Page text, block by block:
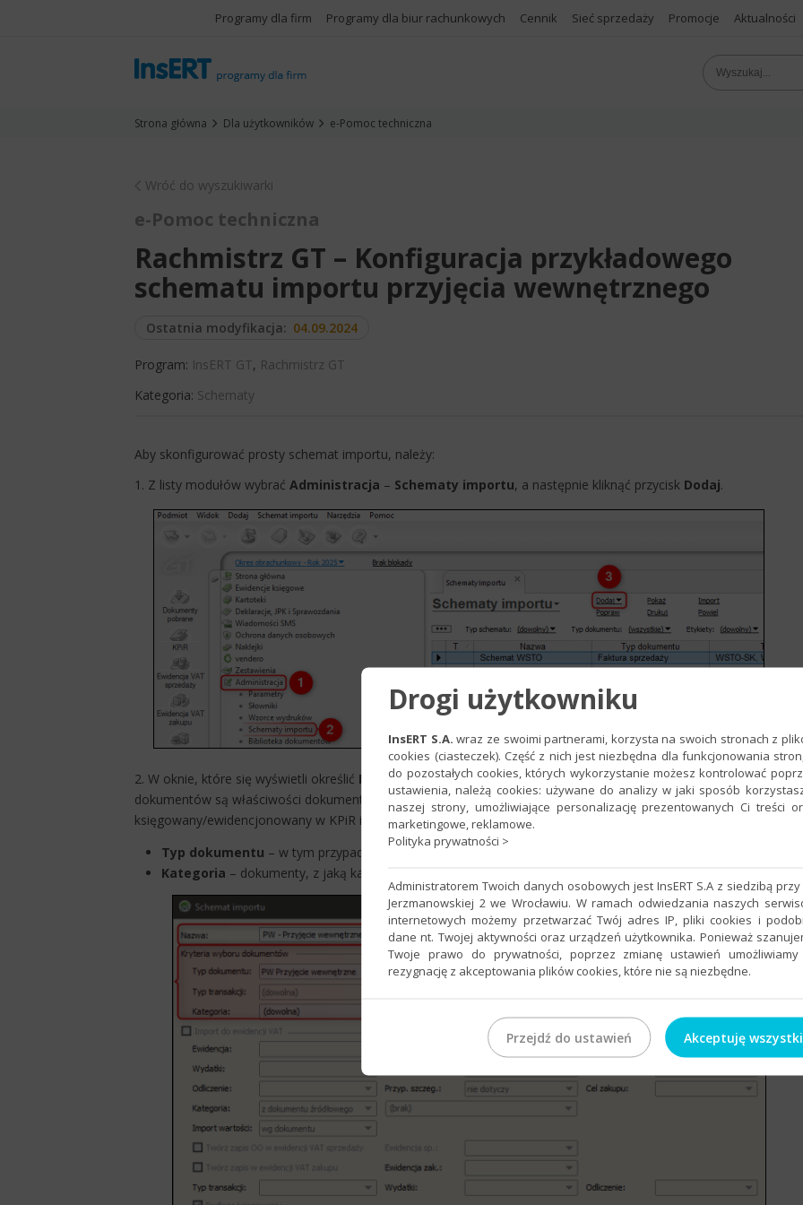
Programy dla firm Programy dla biur rachunkowych Cennik Sieć sprzedaży Promocje Aktualności
Strona główna Dla użytkowników e-Pomoc techniczna
Wróć do wyszukiwarki
e-Pomoc techniczna
Rachmistrz GT – Konfiguracja przykładowego
schematu importu przyjęcia wewnętrznego
Ostatnia modyfikacja: 04.09.2024
Program: InsERT GT, Rachmistrz GT
Kategoria: Schematy
​Aby skonfigurować prosty schemat importu, należy:
1. Z listy modułów wybrać Administracja – Schematy importu, a następnie kliknąć przycisk Dodaj.
2. W oknie, które się wyświetli określić Nazwę schematu i jegokryteria wyboru dokumentów.Kryteriami
dokumentów są właściwości dokumentu, po których dokument będzie automatycznie
księgowany/ewidencjonowany w KPiR i Ewidencji VAT. Kryteria do określenia to:
Typ dokumentu – w tym przypadku należy wybrać PW - Przyjęcie wewnętrzne,
Kategoria – dokumenty, z jaką kategorią mają być brane pod uwagę,
Drogi użytkowniku
InsERT S.A. wraz ze swoimi partnerami, korzysta na swoich stronach z
cookies (ciasteczek). Część z nich jest niezbędna dla funkcjonowania
do pozostałych cookies, których wykorzystanie możesz kontrolować
ustawienia, należą cookies: używane do analizy w jaki sposób
naszej strony, umożliwiające personalizację prezentowanych Ci treści
marketingowe, reklamowe.
Polityka prywatności >
Administratorem Twoich danych osobowych jest InsERT S.A z siedzibą przy
Jerzmanowskiej 2 we Wrocławiu. W ramach odwiedzania naszych
internetowych możemy przetwarzać Twój adres IP, pliki cookies i
dane nt. Twojej aktywności oraz urządzeń użytkownika. Ponieważ
Twoje prawo do prywatności, poprzez zmianę ustawień umożliwiamy
rezygnację z akceptowania plików cookies, które nie są niezbędne.
Przejdź do ustawień Akceptuję